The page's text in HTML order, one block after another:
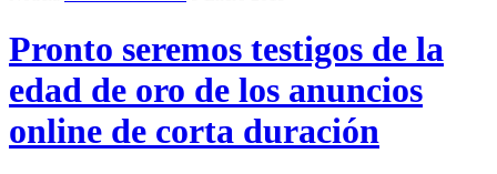
Pronto seremos testigos de la
edad de oro de los anuncios
online de corta duración